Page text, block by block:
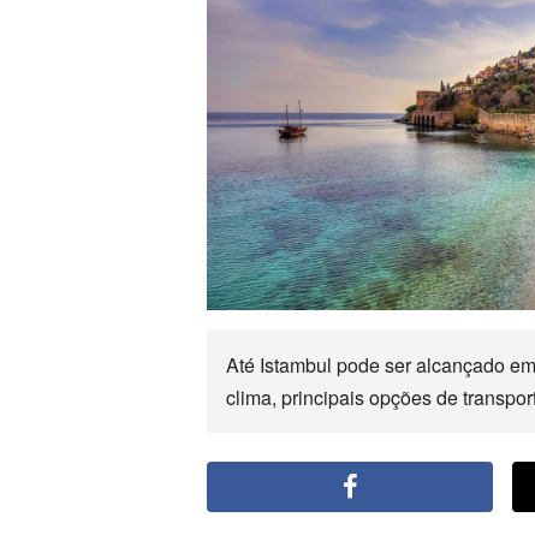
Até Istambul pode ser alcançado
clima, principais opções de